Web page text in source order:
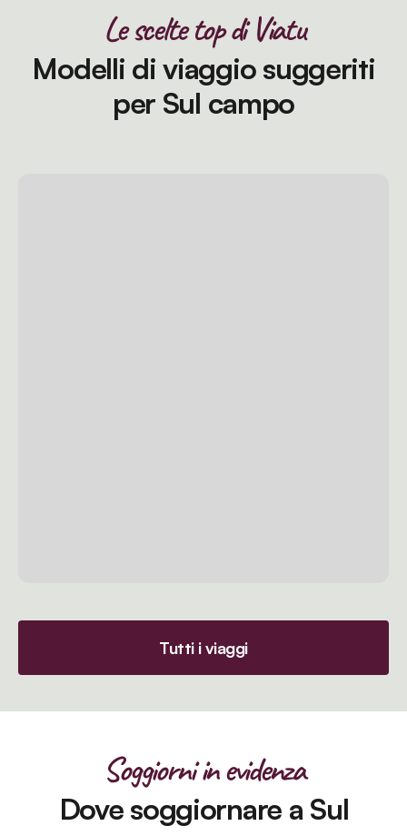
Le scelte top di Viatu
Modelli di viaggio suggeriti
per Sul campo
Tutti i viaggi
Soggiorni in evidenza
Dove soggiornare a Sul